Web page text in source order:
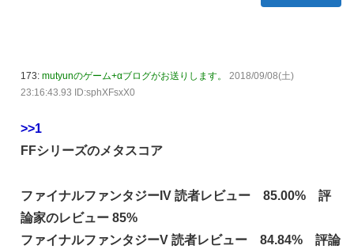
173: mutyunのゲーム+αブログがお送りします。
2018/09/08(土)
23:16:43.93 ID:sphXFsxX0
>>1
FFシリーズのメタスコア
ファイナルファンタジーIV 読者レビュー 85.00% 評
論家のレビュー 85%
ファイナルファンタジーV 読者レビュー 84.84% 評論